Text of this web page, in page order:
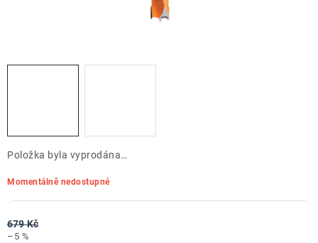
Podmínky ochrany osobních údajů
Položka byla vyprodána…
Momentálně nedostupné
679 Kč
–5 %